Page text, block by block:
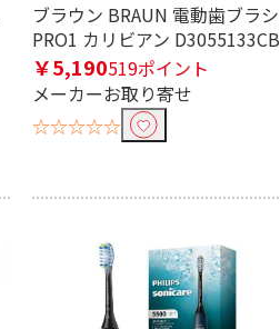
ブラウン BRAUN 電動歯ブラシ
PRO1 カリビアン D3055133CB
￥5,190519ポイント
メーカーお取り寄せ
☆☆☆☆☆